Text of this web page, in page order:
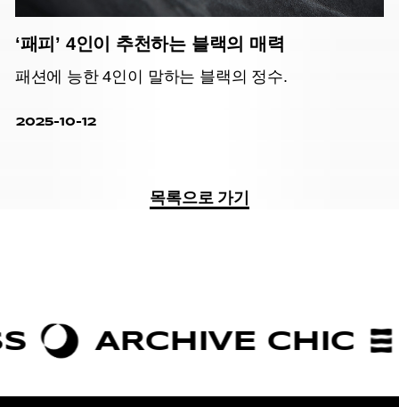
‘패피’ 4인이 추천하는 블랙의 매력
패션에 능한 4인이 말하는 블랙의 정수.
2025-10-12
목록으로 가기
ARCHIVE CHIC